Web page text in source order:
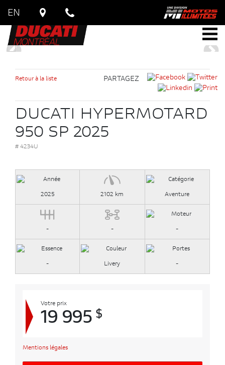
EN
Retour à la liste PARTAGEZ
DUCATI HYPERMOTARD
950 SP 2025
# 4234U
2025 2102 km Aventure
- - -
- Livery -
Votre prix
19 995 $
Mentions légales